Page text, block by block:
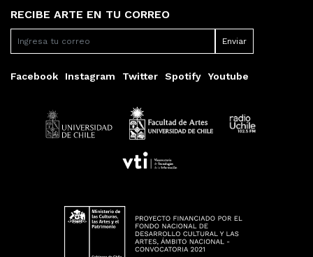
RECIBE ARTE EN TU CORREO
Facebook Instagram Twitter Spotify Youtube